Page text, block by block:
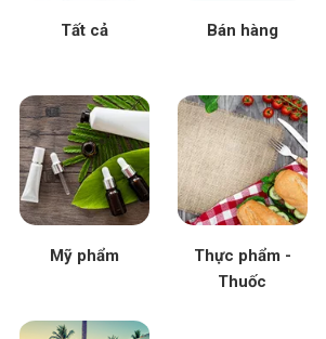
Tất cả Bán hàng
Mỹ phẩm
Thực phẩm -
Thuốc